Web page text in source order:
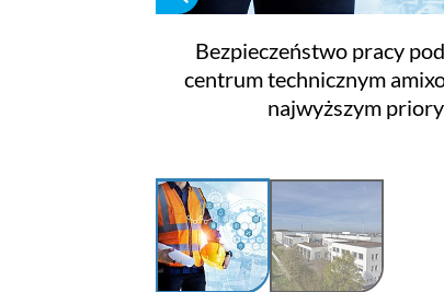
Bezpieczeństwo pracy
centrum technicznym
najwyższym